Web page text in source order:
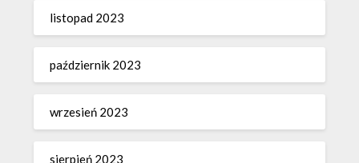
listopad 2023
październik 2023
wrzesień 2023
sierpień 2023